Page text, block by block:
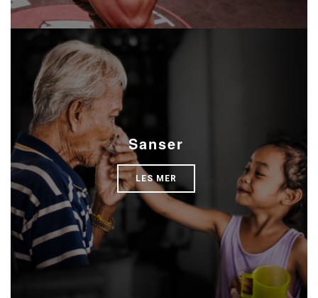
Sanser
LES MER